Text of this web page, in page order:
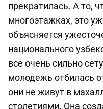
прекратилась. А то,
многоэтажках, это
объясняется
национального
все очень сильно
молодежь отбилась
они не живут в
столетиями. Она